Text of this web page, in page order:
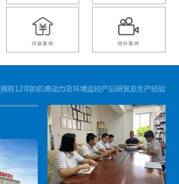
传媒案例 国外案例